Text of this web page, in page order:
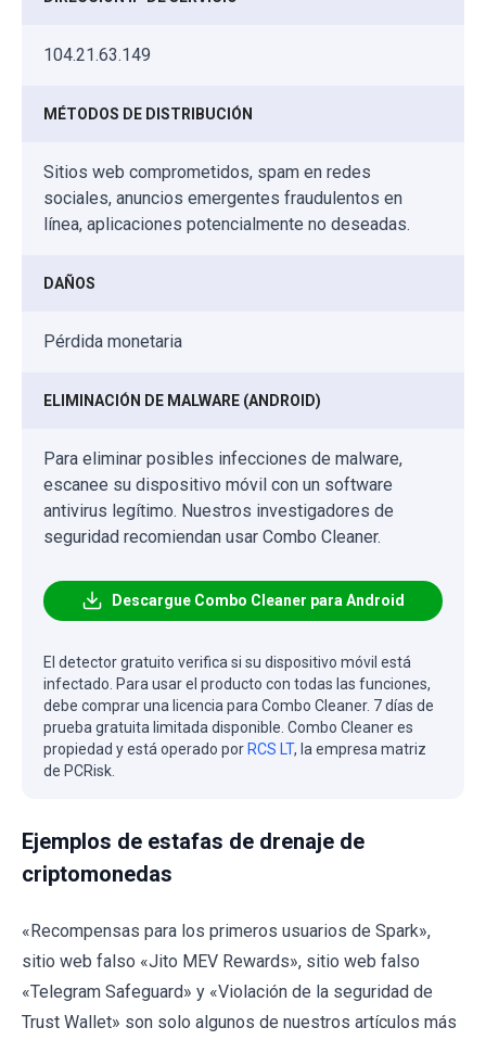
104.21.63.149
MÉTODOS DE DISTRIBUCIÓN
Sitios web comprometidos, spam en redes
sociales, anuncios emergentes fraudulentos en
línea, aplicaciones potencialmente no deseadas.
DAÑOS
Pérdida monetaria
ELIMINACIÓN DE MALWARE (ANDROID)
Para eliminar posibles infecciones de malware,
escanee su dispositivo móvil con un software
antivirus legítimo. Nuestros investigadores de
seguridad recomiendan usar Combo Cleaner.
Descargue Combo Cleaner para Android
El detector gratuito verifica si su dispositivo móvil está
infectado. Para usar el producto con todas las funciones,
debe comprar una licencia para Combo Cleaner. 7 días de
prueba gratuita limitada disponible. Combo Cleaner es
propiedad y está operado por RCS LT, la empresa matriz
de PCRisk.
Ejemplos de estafas de drenaje de
criptomonedas
«Recompensas para los primeros usuarios de Spark»,
sitio web falso «Jito MEV Rewards», sitio web falso
«Telegram Safeguard» y «Violación de la seguridad de
Trust Wallet» son solo algunos de nuestros artículos más